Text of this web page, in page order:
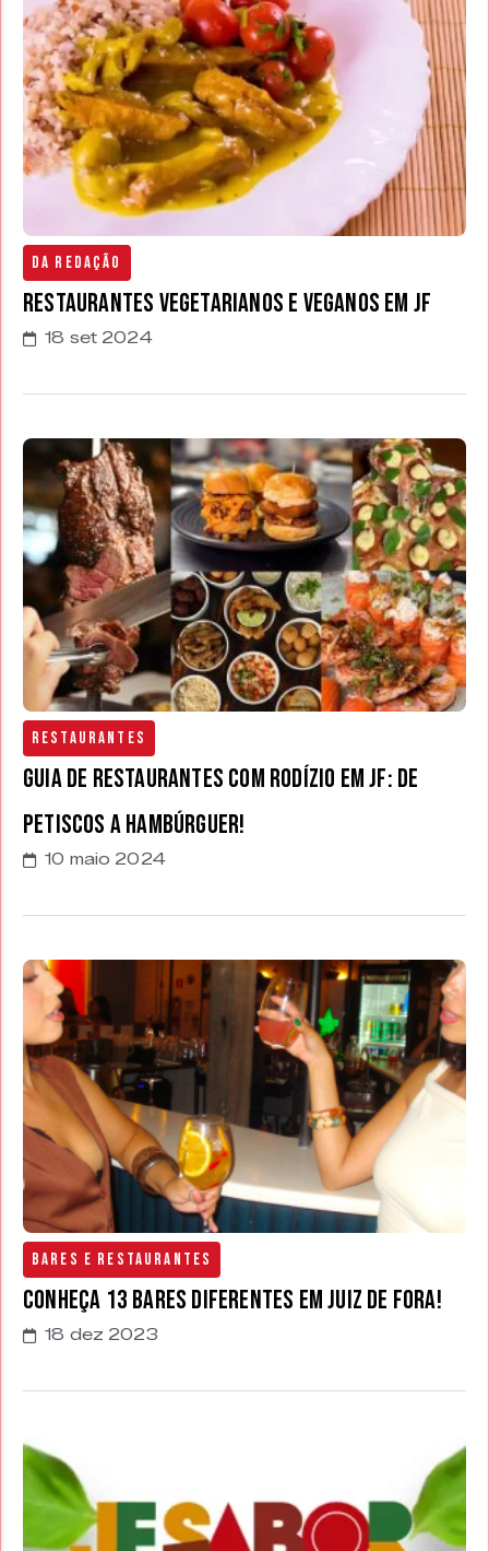
Da Redação
Restaurantes vegetarianos e veganos em JF
18 set 2024
Restaurantes
Guia de restaurantes com rodízio em JF: de
petiscos a hambúrguer!
10 maio 2024
Bares e Restaurantes
Conheça 13 bares diferentes em Juiz de Fora!
18 dez 2023